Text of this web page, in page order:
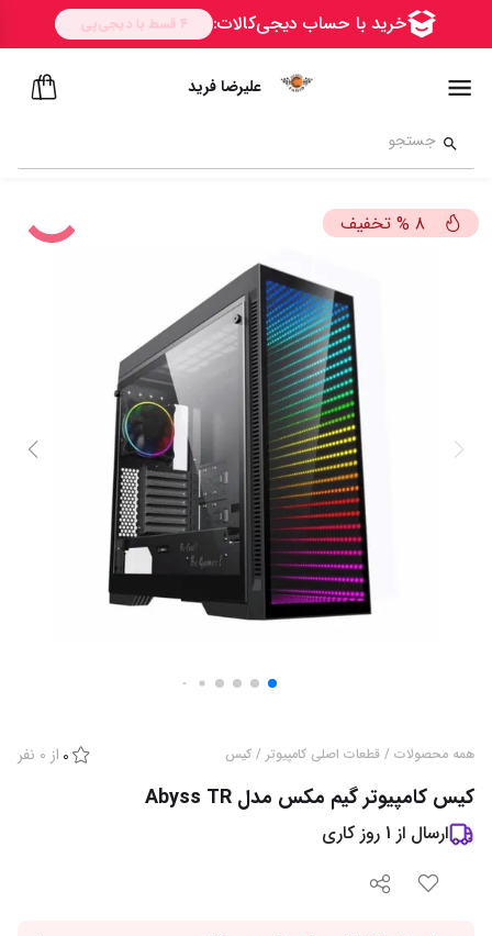
علیرضا فرید
8
% تخفیف
همه محصولات / قطعات اصلی کامپیوتر / کیس 0 از 0 نفر
کیس کامپیوتر گیم مکس مدل Abyss TR
ارسال از 1 روز کاری